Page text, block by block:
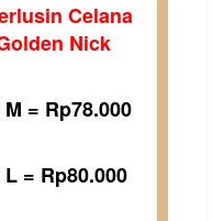
Celana
Nick
= Rp78.000
= Rp80.000